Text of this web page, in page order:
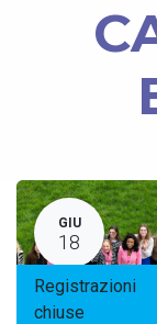
GIU
18
Registrazioni
chiuse